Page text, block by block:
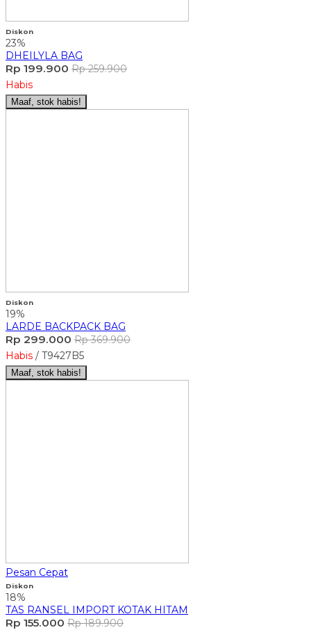
Diskon
23%
DHEILYLA BAG
Rp 199.900 Rp 259.900
Habis
Maaf, stok habis!
Diskon
19%
LARDE BACKPACK BAG
Rp 299.000 Rp 369.900
Habis / T9427B5
Maaf, stok habis!
Pesan Cepat
Diskon
18%
TAS RANSEL IMPORT KOTAK HITAM
Rp 155.000 Rp 189.900